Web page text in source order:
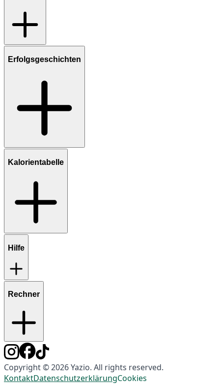
Erfolgsgeschichten
Kalorientabelle
Hilfe
Rechner
Copyright © 2026 Yazio. All rights reserved.
KontaktDatenschutzerklärungCookies